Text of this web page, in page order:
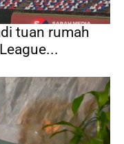
tuan rumah